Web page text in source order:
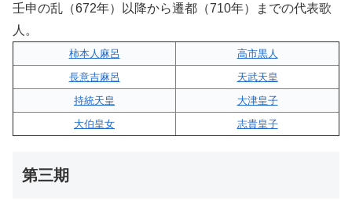
壬申の乱（672年）以降から遷都（710年）までの代表歌
人。
柿本人麻呂
高市黒人
長意吉麻呂
天武天皇
持統天皇
大津皇子
大伯皇女
志貴皇子
第三期